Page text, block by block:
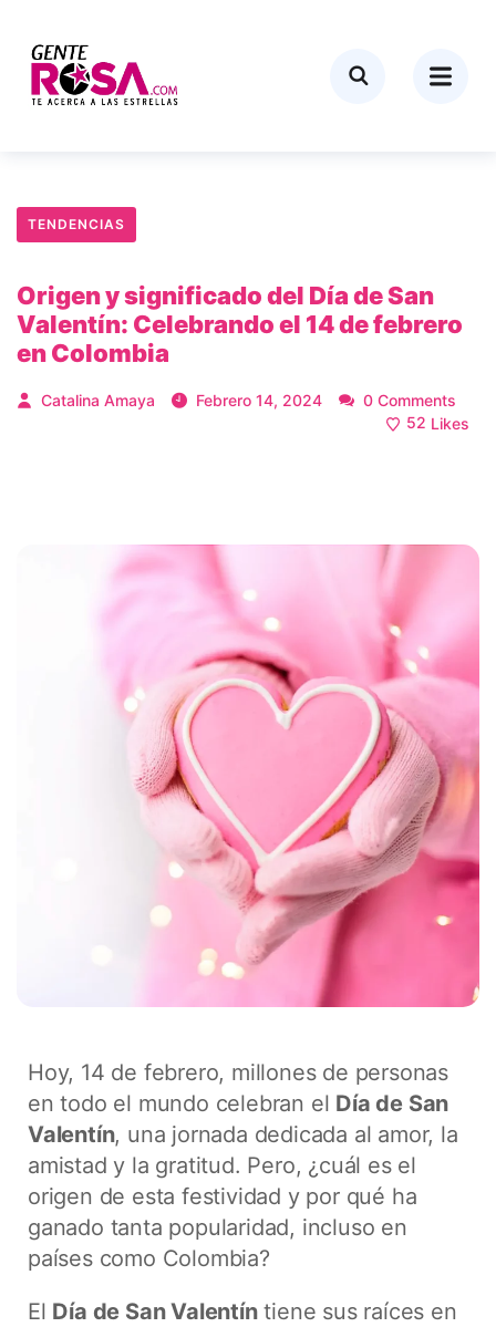
TENDENCIAS
Origen y significado del Día de San
Valentín: Celebrando el 14 de febrero
en Colombia
Catalina Amaya Febrero 14, 2024
0 Comments
52 Likes
Hoy, 14 de febrero, millones de personas
en todo el mundo celebran el Día de San
Valentín, una jornada dedicada al amor, la
amistad y la gratitud. Pero, ¿cuál es el
origen de esta festividad y por qué ha
ganado tanta popularidad, incluso en
países como Colombia?
El Día de San Valentíntiene sus raíces en